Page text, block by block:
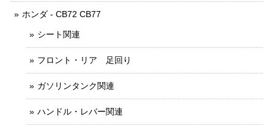
ホンダ - CB72 CB77
シート関連
フロント・リア 足回り
ガソリンタンク関連
ハンドル・レバー関連